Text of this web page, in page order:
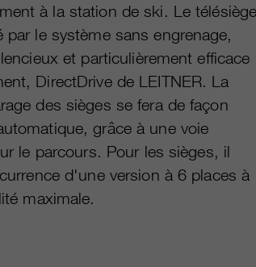
à la station de ski. Le
par le système sans engrenage,
et particulièrement efficace
DirectDrive de LEITNER. La
des sièges se fera de façon
grâce à une voie
le parcours. Pour les sièges, il
d'une version à 6 places à
maximale.